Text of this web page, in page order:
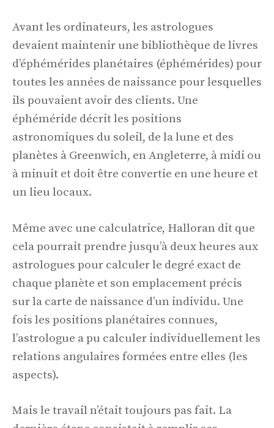
Avant les ordinateurs, les astrologues
devaient maintenir une bibliothèque de livres
d’éphémérides planétaires (éphémérides) pour
toutes les années de naissance pour lesquelles
ils pouvaient avoir des clients. Une
éphéméride décrit les positions
astronomiques du soleil, de la lune et des
planètes à Greenwich, en Angleterre, à midi ou
à minuit et doit être convertie en une heure et
un lieu locaux.
Même avec une calculatrice, Halloran dit que
cela pourrait prendre jusqu’à deux heures aux
astrologues pour calculer le degré exact de
chaque planète et son emplacement précis
sur la carte de naissance d’un individu. Une
fois les positions planétaires connues,
l’astrologue a pu calculer individuellement les
relations angulaires formées entre elles (les
aspects).
Mais le travail n’était toujours pas fait. La